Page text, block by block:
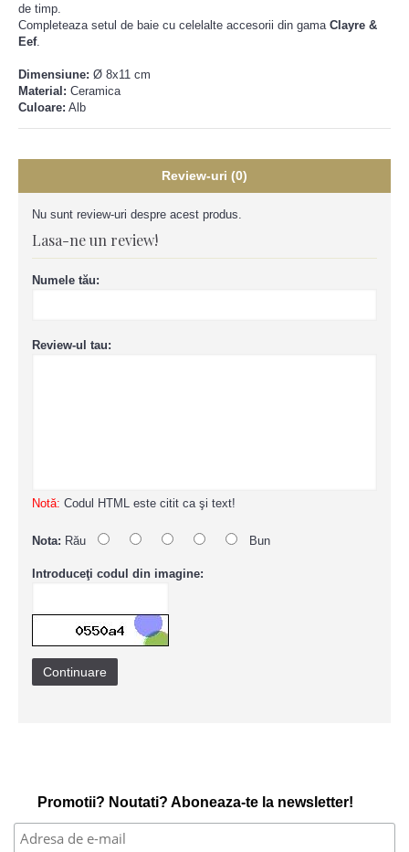
de timp.
Completeaza setul de baie cu celelalte accesorii din gama Clayre &
Eef.
Dimensiune: Ø 8x11 cm
Material: Ceramica
Culoare: Alb
Review-uri (0)
Nu sunt review-uri despre acest produs.
Lasa-ne un review!
Numele tău:
Review-ul tau:
Notă: Codul HTML este citit ca şi text!
Nota: Rău Bun
Introduceţi codul din imagine:
Continuare
Promotii? Noutati? Aboneaza-te la newsletter!